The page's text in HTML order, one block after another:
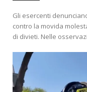
Gli esercenti
contro la movida
di divieti. Nelle